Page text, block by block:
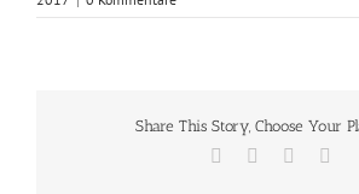
Share This Story, Choose Your
Facebook